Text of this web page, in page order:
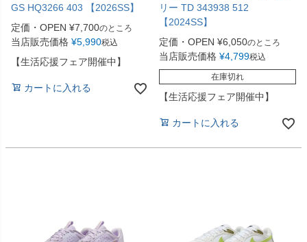
GS HQ3266 403 【2026SS】
定価・OPEN ¥7,700のところ
当店販売価格 ¥5,990税込
【生活応援フェア開催中】
カートに入れる
リー TD 343938 512
【2024SS】
定価・OPEN ¥6,050のところ
当店販売価格 ¥4,799税込
在庫切れ
【生活応援フェア開催中】
カートに入れる